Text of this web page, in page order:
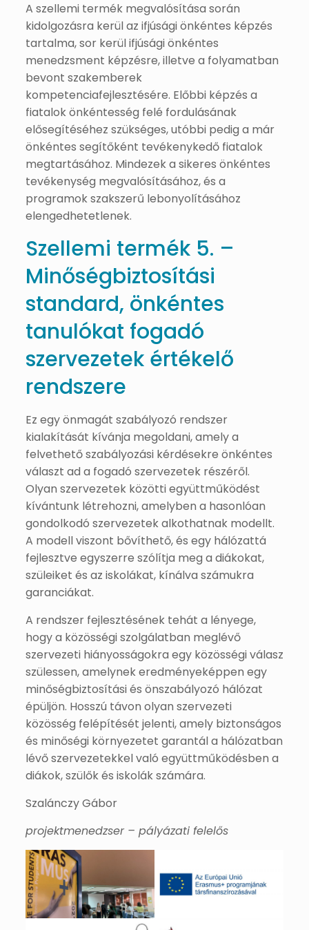
A szellemi termék megvalósítása során
kidolgozásra kerül az ifjúsági önkéntes képzés
tartalma, sor kerül ifjúsági önkéntes
menedzsment képzésre, illetve a folyamatban
bevont szakemberek
kompetenciafejlesztésére. Előbbi képzés a
fiatalok önkéntesség felé fordulásának
elősegítéséhez szükséges, utóbbi pedig a már
önkéntes segítőként tevékenykedő fiatalok
megtartásához. Mindezek a sikeres önkéntes
tevékenység megvalósításához, és a
programok szakszerű lebonyolításához
elengedhetetlenek.
Szellemi termék 5. –
Minőségbiztosítási
standard, önkéntes
tanulókat fogadó
szervezetek értékelő
rendszere
Ez egy önmagát szabályozó rendszer
kialakítását kívánja megoldani, amely a
felvethető szabályozási kérdésekre önkéntes
választ ad a fogadó szervezetek részéről.
Olyan szervezetek közötti együttműködést
kívántunk létrehozni, amelyben a hasonlóan
gondolkodó szervezetek alkothatnak modellt.
A modell viszont bővíthető, és egy hálózattá
fejlesztve egyszerre szólítja meg a diákokat,
szüleiket és az iskolákat, kínálva számukra
garanciákat.
A rendszer fejlesztésének tehát a lényege,
hogy a közösségi szolgálatban meglévő
szervezeti hiányosságokra egy közösségi válasz
szülessen, amelynek eredményeképpen egy
minőségbiztosítási és önszabályozó hálózat
épüljön. Hosszú távon olyan szervezeti
közösség felépítését jelenti, amely biztonságos
és minőségi környezetet garantál a hálózatban
lévő szervezetekkel való együttműködésben a
diákok, szülők és iskolák számára.
Szalánczy Gábor
projektmenedzser – pályázati felelős